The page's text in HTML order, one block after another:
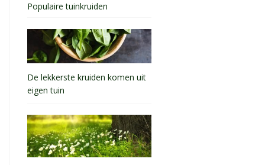
Populaire tuinkruiden
De lekkerste kruiden komen uit
eigen tuin